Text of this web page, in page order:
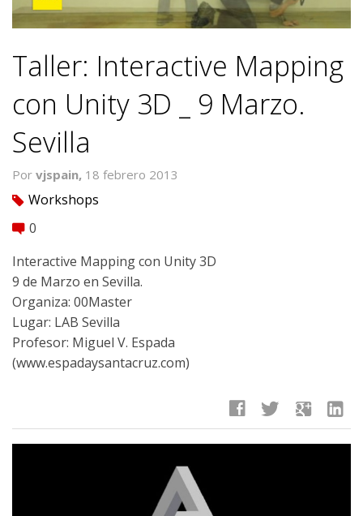
Taller: Interactive Mapping
con Unity 3D _ 9 Marzo.
Sevilla
Por vjspain, 18 febrero 2013
tag Workshops
comment 0
Interactive Mapping con Unity 3D
9 de Marzo en Sevilla.
Organiza: 00Master
Lugar: LAB Sevilla
Profesor: Miguel V. Espada
(www.espadaysantacruz.com)
facebook twitter google linkedin